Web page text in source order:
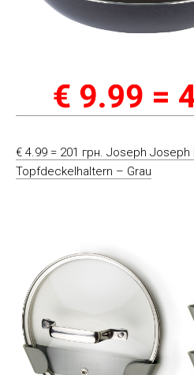
€ 4.99 = 201 грн. Joseph
Topfdeckelhaltern – Grau